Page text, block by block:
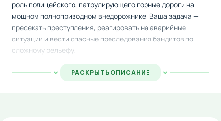
роль полицейского, патрулирующего горные дороги на
мощном полноприводном внедорожнике. Ваша задача —
пресекать преступления, реагировать на аварийные
ситуации и вести опасные преследования бандитов по
сложному рельефу.
Игра предлагает разнообразные миссии: от обычных
дорожных происшествий до напряженных погонь за
РАСКРЫТЬ ОПИСАНИЕ